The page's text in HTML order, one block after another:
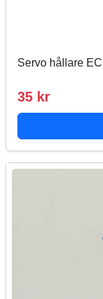
Servo hållare
35 kr